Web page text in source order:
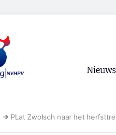
Nieuws
→ PLat Zwolsch naar het